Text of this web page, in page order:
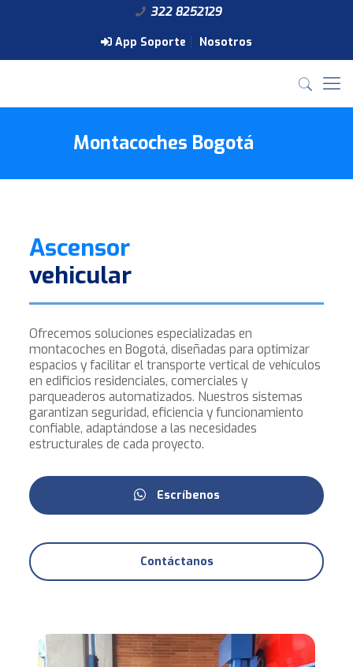
322 8252129
App Soporte Nosotros
Montacoches Bogotá
Ascensor
vehicular
Ofrecemos soluciones especializadas en
montacoches en Bogotá, diseñadas para optimizar
espacios y facilitar el transporte vertical de vehículos
en edificios residenciales, comerciales y
parqueaderos automatizados. Nuestros sistemas
garantizan seguridad, eficiencia y funcionamiento
confiable, adaptándose a las necesidades
estructurales de cada proyecto.
Escríbenos
Contáctanos